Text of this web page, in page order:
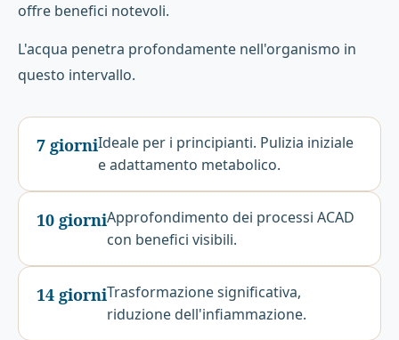
offre benefici notevoli.
L'acqua penetra profondamente nell'organismo in
questo intervallo.
7 giorniIdeale per i principianti. Pulizia iniziale
e adattamento metabolico.
10 giorniApprofondimento dei processi ACAD
con benefici visibili.
14 giorniTrasformazione significativa,
riduzione dell'infiammazione.